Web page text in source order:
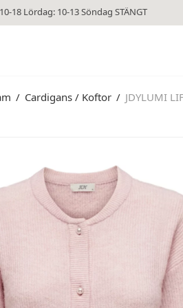
18 Lördag: 10-13 Söndag STÄNGT
/ Cardigans / Koftor / JDYLUMI